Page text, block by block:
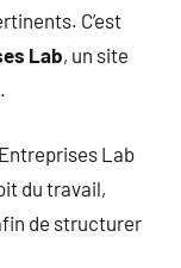
C’est
Lab, un site
Lab
du travail,
de structurer